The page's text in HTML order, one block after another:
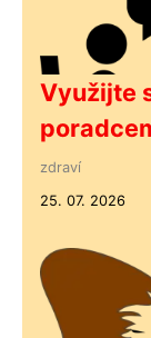
Využijte
zdraví
25. 07. 2026